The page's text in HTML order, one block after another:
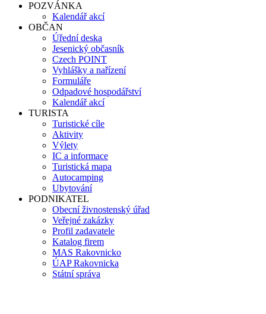
POZVÁNKA
Kalendář akcí
OBČAN
Úřední deska
Jesenický občasník
Czech POINT
Vyhlášky a nařízení
Formuláře
Odpadové hospodářství
Kalendář akcí
TURISTA
Turistické cíle
Aktivity
Výlety
IC a informace
Turistická mapa
Autocamping
Ubytování
PODNIKATEL
Obecní živnostenský úřad
Veřejné zakázky
Profil zadavatele
Katalog firem
MAS Rakovnicko
ÚAP Rakovnicka
Státní správa